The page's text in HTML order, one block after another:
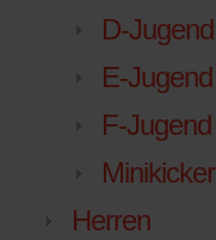
D-Jugend
E-Jugend
F-Jugend
Minikicker
Herren